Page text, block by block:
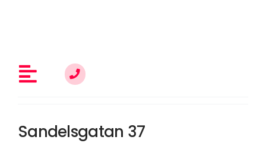
Toggle
Navigation
Sandelsgatan 37